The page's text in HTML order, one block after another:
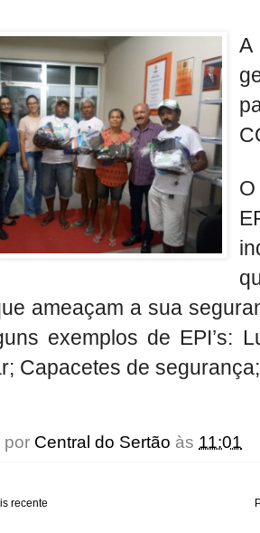
ameaçam a sua
exemplos de EPI’s:
Capacetes de
por Central do Sertão às 11:01
recente